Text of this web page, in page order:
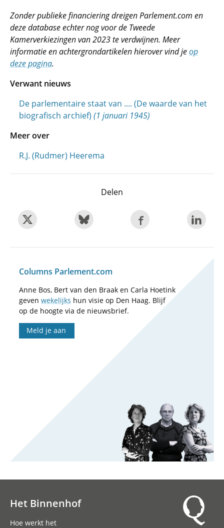
Zonder publieke financiering dreigen Parlement.com en
deze database echter nog voor de Tweede
Kamerverkiezingen van 2023 te verdwijnen. Meer
informatie en achtergrondartikelen hierover vind jeop
deze pagina.
Verwant nieuws
De parlementaire staat van .... (De waarde van het
biografisch archief) (1 januari 1945)
Meer over
R.J. (Rudmer) Heerema
Delen
Columns Parlement.com
Anne Bos, Bert van den Braak en Carla Hoetink
geven wekelijks hun visie op Den Haag. Blijf
op de hoogte via de nieuwsbrief.
Meld je aan
Het Binnenhof
Hoe werkt het